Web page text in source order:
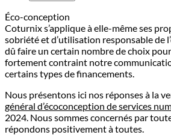
Éco-conception
Coturnix s’applique à elle-même ses
sobriété et d’utilisation responsable de
dû faire un certain nombre de choix
fortement contraint notre
certains types de financements.
Nous présentons ici nos réponses à la
général d’écoconception de services
2024. Nous sommes concernés par
répondons positivement à toutes.